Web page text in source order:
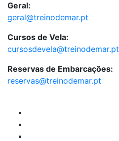
Geral:
geral@treinodemar.pt
Cursos de Vela:
cursosdevela@treinodemar.pt
Reservas de Embarcações:
reservas@treinodemar.pt